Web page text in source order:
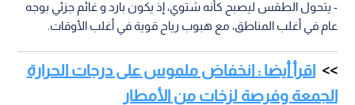
- يتحول الطقس ليصبح كأنه شتوي، إذ يكون بارد و غائم جزئي بوجه
عام في أغلب المناطق، مع هبوب رياح قوية في أغلب الأوقات.
اقرأ أيضا : انخفاض ملموس على درجات الحرارة
الجمعة وفرصة لزخات من الأمطار